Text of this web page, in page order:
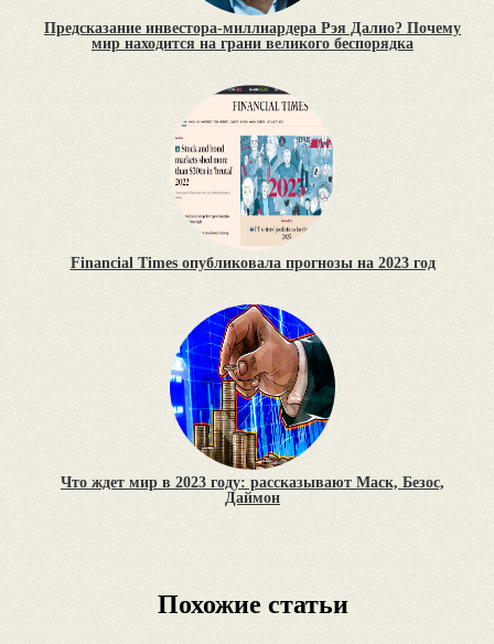
Предсказание инвестора-миллиардера Рэя Далио? Почему
мир находится на грани великого беспорядка
Financial Times опубликовала прогнозы на 2023 год
Что ждет мир в 2023 году: рассказывают Маск, Безос,
Даймон
Похожие статьи